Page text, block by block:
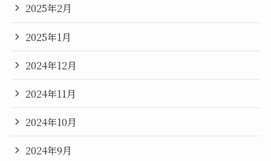
2025年2月
2025年1月
2024年12月
2024年11月
2024年10月
2024年9月